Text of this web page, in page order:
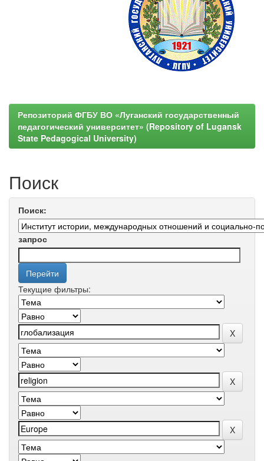
Репозиторий ФГБУ ВО «Луганский государственный
педагогический университет» (Repository of Lugansk
State Pedagogical University)
Поиск
Поиск:
запрос
Текущие фильтры: